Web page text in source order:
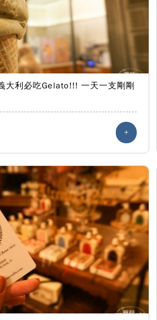
大利必吃Gelato!!! 一天一支剛剛
+